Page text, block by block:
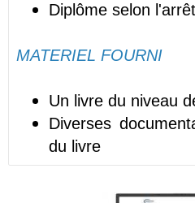
Diplôme selon
MATERIEL FOURNI
Un livre du niveau
Diverses
du livre